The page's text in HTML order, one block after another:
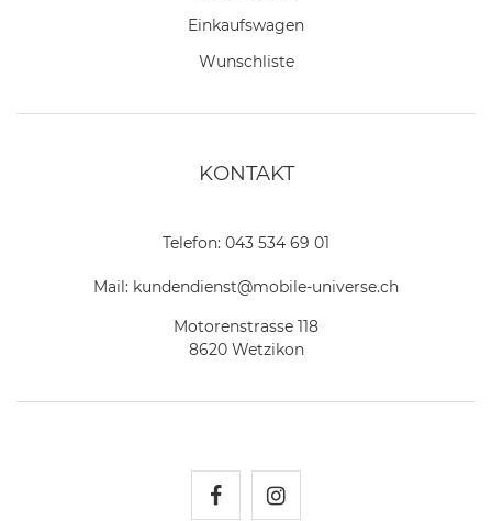
Einkaufswagen
Wunschliste
KONTAKT
Telefon: 043 534 69 01
Mail: kundendienst@mobile-universe.ch
Motorenstrasse 118
8620 Wetzikon